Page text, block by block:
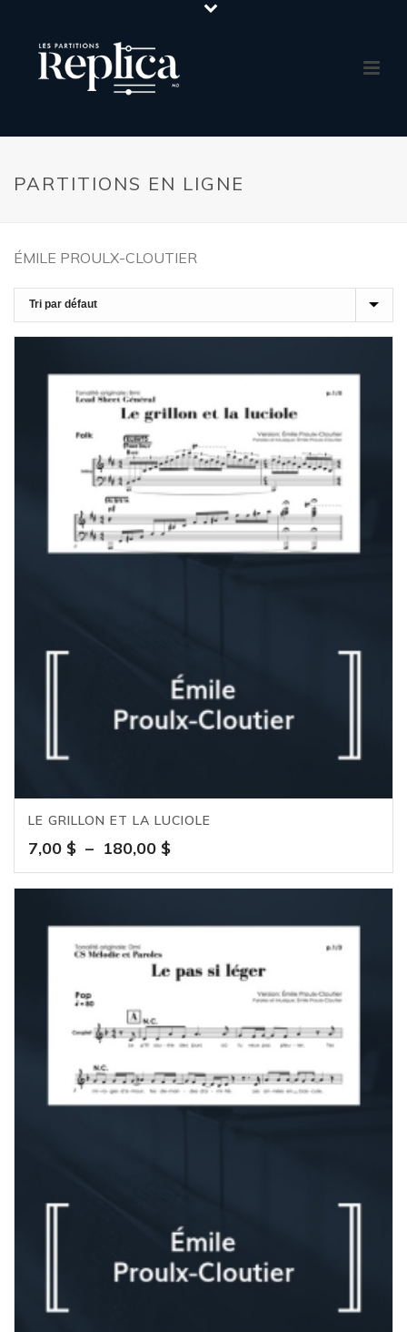
PARTITIONS EN LIGNE
ÉMILE PROULX-CLOUTIER
LE GRILLON ET LA LUCIOLE
7,00 $ – 180,00 $Plage
de
prix :
à